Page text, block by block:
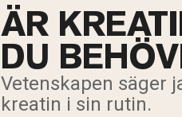
ÄR
DU
Vetenskapen säger
kreatin i sin rutin.